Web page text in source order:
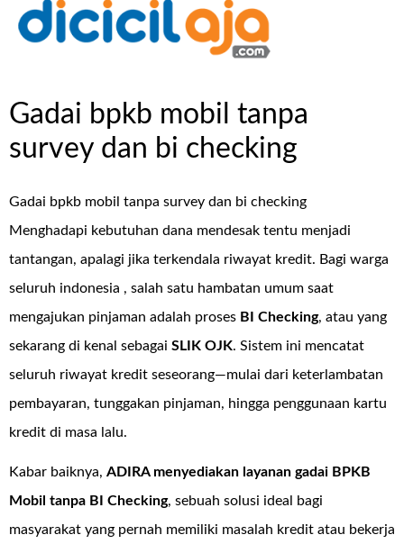
Gadai bpkb mobil tanpa
survey dan bi checking
Gadai bpkb mobil tanpa survey dan bi checking
Menghadapi kebutuhan dana mendesak tentu menjadi
tantangan, apalagi jika terkendala riwayat kredit. Bagi warga
seluruh indonesia , salah satu hambatan umum saat
mengajukan pinjaman adalah proses BI Checking, atau yang
sekarang di kenal sebagai SLIK OJK. Sistem ini mencatat
seluruh riwayat kredit seseorang—mulai dari keterlambatan
pembayaran, tunggakan pinjaman, hingga penggunaan kartu
kredit di masa lalu.
Kabar baiknya, ADIRA menyediakan layanan gadai BPKB
Mobil tanpa BI Checking, sebuah solusi ideal bagi
masyarakat yang pernah memiliki masalah kredit atau bekerja